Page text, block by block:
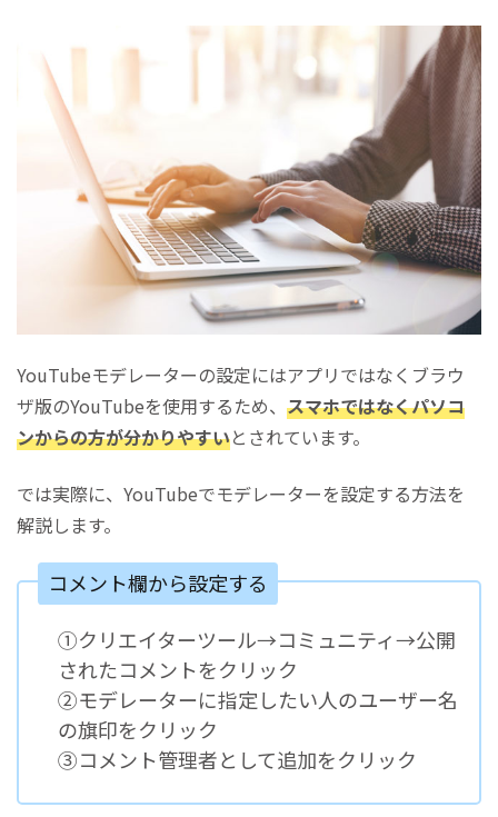
YouTubeモデレーターの設定にはアプリではなくブラウ
ザ版のYouTubeを使用するため、 スマホではなくパソコ
ンからの方が分かりやすいとされています。
では実際に、YouTubeでモデレーターを設定する方法を
解説します。
コメント欄から設定する
①クリエイターツール→コミュニティ→公開
されたコメントをクリック
②モデレーターに指定したい人のユーザー名
の旗印をクリック
③コメント管理者として追加をクリック